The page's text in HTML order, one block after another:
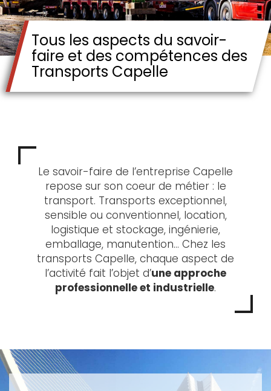
Tous les aspects du savoir-
faire et des compétences des
Transports Capelle
Le savoir-faire de l’entreprise Capelle
repose sur son coeur de métier : le
transport. Transports exceptionnel,
sensible ou conventionnel, location,
logistique et stockage, ingénierie,
emballage, manutention… Chez les
transports Capelle, chaque aspect de
l’activité fait l’objet d’une approche
professionnelle et industrielle.